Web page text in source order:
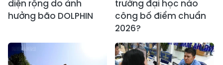
diện rộng do ảnh
hưởng bão DOLPHIN
trường đại học nào
công bố điểm chuẩn
2026?